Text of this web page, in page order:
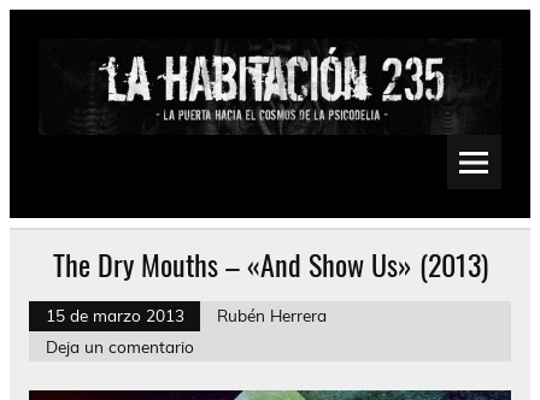
Saltar
Psychedelic, Stoner, Doom, Sludge, Fuzz, Space, Drone
The Dry Mouths – «And Show Us» (2013)
15 de marzo 2013
Rubén Herrera
Deja un comentario